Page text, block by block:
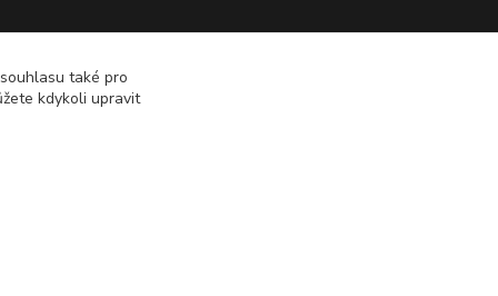
také pro
kdykoli upravit